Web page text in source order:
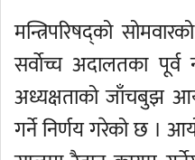
मन्त्रिपरिषद्को
सर्वाेच्च अदालतका पूर्व
अध्यक्षताको जाँचबुझ
गर्ने निर्णय गरेको छ ।